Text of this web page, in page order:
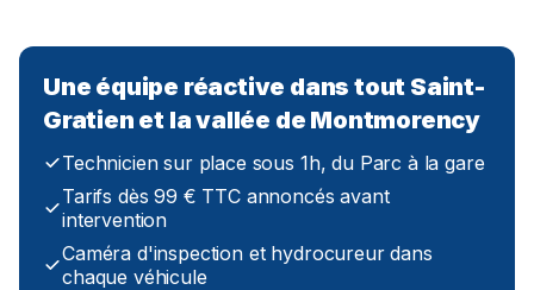
Une équipe réactive dans tout Saint-
Gratien et la vallée de Montmorency
Technicien sur place sous 1h, du Parc à la gare
Tarifs dès 99 € TTC annoncés avant
intervention
Caméra d'inspection et hydrocureur dans
chaque véhicule